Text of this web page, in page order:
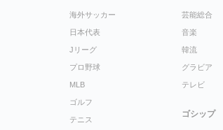
海外サッカー
日本代表
Jリーグ
プロ野球
MLB
ゴルフ
テニス
芸能総合
音楽
韓流
グラビア
テレビ
ゴシップ